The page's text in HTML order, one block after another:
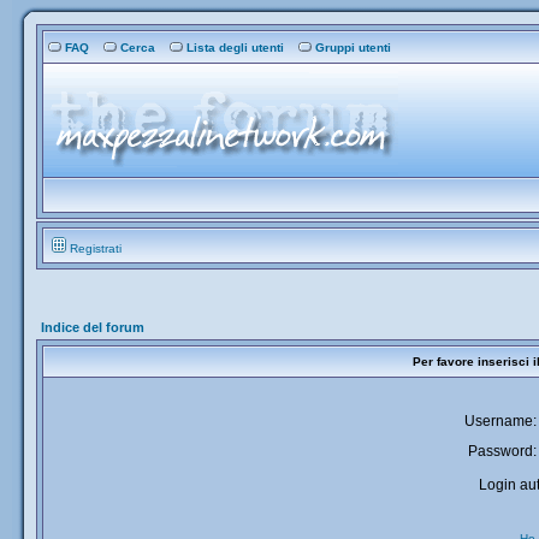
FAQ Cerca Lista degli utenti Gruppi utenti
Registrati
Indice del forum
Per favore inserisci
Username:
Password:
Login